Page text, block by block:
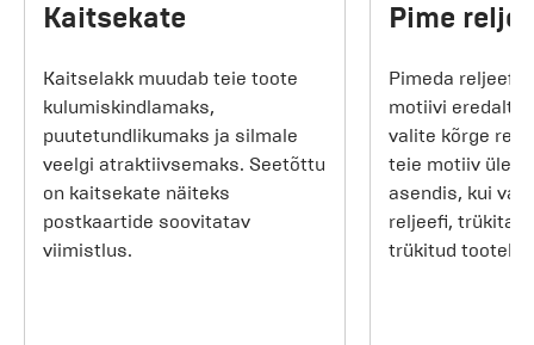
Kaitsekate
Kaitselakk muudab teie toote
kulumiskindlamaks,
puutetundlikumaks ja silmale
veelgi atraktiivsemaks. Seetõttu
on kaitsekate näiteks
postkaartide soovitatav
viimistlus.
Pime
Pimeda
motiivi eredalt
valite kõrge
teie motiiv
asendis, kui
reljeefi,
trükitud tootele